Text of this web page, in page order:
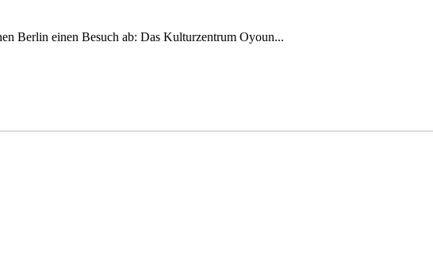
Berlin einen Besuch ab: Das Kulturzentrum Oyoun...